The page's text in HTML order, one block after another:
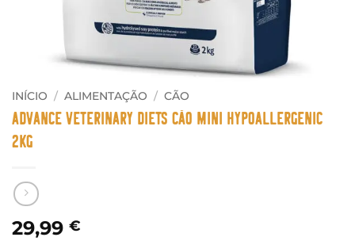
INÍCIO / ALIMENTAÇÃO / CÃO
Advance Veterinary Diets Cão Mini Hypoallergenic
2Kg
29,99 €